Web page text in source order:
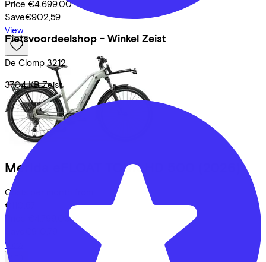
Fietsvoordeelshop - Winkel Zeist
De Clomp 3212
3704 KB Zeist
Price €4.699,00
Save€902,59
View
Merida eFLOAT TOUR HD 500
Costs per month from
€110,57
Price
€4.799,00
Save
View